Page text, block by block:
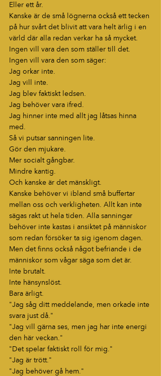
Eller ett år.
Kanske är de små lögnerna också ett tecken
på hur svårt det blivit att vara helt ärlig i en
värld där alla redan verkar ha så mycket.
Ingen vill vara den som ställer till det.
Ingen vill vara den som säger:
Jag orkar inte.
Jag vill inte.
Jag blev faktiskt ledsen.
Jag behöver vara ifred.
Jag hinner inte med allt jag låtsas hinna
med.
Så vi putsar sanningen lite.
Gör den mjukare.
Mer socialt gångbar.
Mindre kantig.
Och kanske är det mänskligt.
Kanske behöver vi ibland små buffertar
mellan oss och verkligheten. Allt kan inte
sägas rakt ut hela tiden. Alla sanningar
behöver inte kastas i ansiktet på människor
som redan försöker ta sig igenom dagen.
Men det finns också något befriande i de
människor som vågar säga som det är.
Inte brutalt.
Inte hänsynslöst.
Bara ärligt.
"Jag såg ditt meddelande, men orkade inte
svara just då."
"Jag vill gärna ses, men jag har inte energi
den här veckan."
"Det spelar faktiskt roll för mig."
"Jag är trött."
"Jag behöver gå hem."